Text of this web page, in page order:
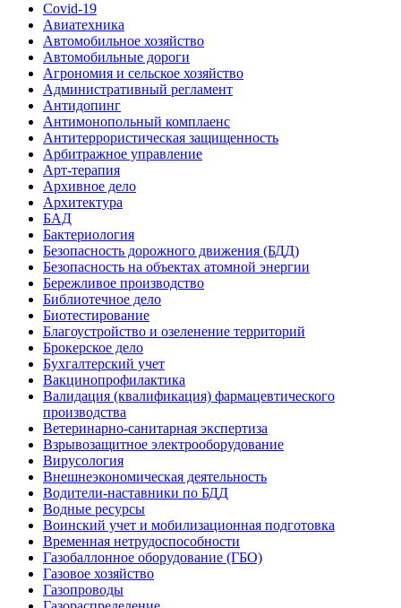
Covid-19
Авиатехника
Автомобильное хозяйство
Автомобильные дороги
Агрономия и сельское хозяйство
Административный регламент
Антидопинг
Антимонопольный комплаенс
Антитеррористическая защищенность
Арбитражное управление
Арт-терапия
Архивное дело
Архитектура
БАД
Бактериология
Безопасность дорожного движения (БДД)
Безопасность на объектах атомной энергии
Бережливое производство
Библиотечное дело
Биотестирование
Благоустройство и озеленение территорий
Брокерское дело
Бухгалтерский учет
Вакцинопрофилактика
Валидация (квалификация) фармацевтического
производства
Ветеринарно-санитарная экспертиза
Взрывозащитное электрооборудование
Вирусология
Внешнеэкономическая деятельность
Водители-наставники по БДД
Водные ресурсы
Воинский учет и мобилизационная подготовка
Временная нетрудоспособности
Газобаллонное оборудование (ГБО)
Газовое хозяйство
Газопроводы